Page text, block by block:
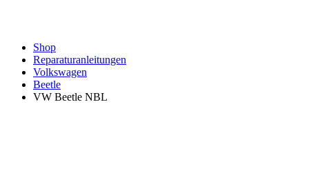
Shop
Reparaturanleitungen
Volkswagen
Beetle
VW Beetle NBL